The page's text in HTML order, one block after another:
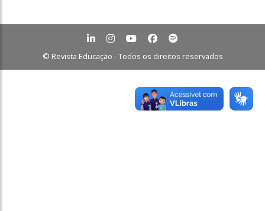
© Revista Educação - Todos os direitos reservados